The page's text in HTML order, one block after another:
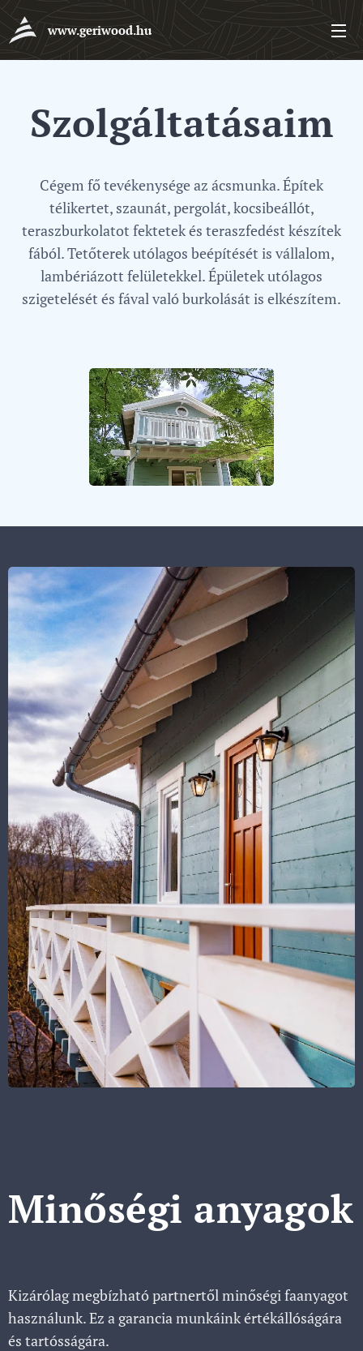
www.geriwood.hu
Szolgáltatásaim
Cégem fő tevékenysége az ácsmunka. Építek
télikertet, szaunát, pergolát, kocsibeállót,
teraszburkolatot fektetek és teraszfedést készítek
fából. Tetőterek utólagos beépítését is vállalom,
lambériázott felületekkel. Épületek utólagos
szigetelését és fával való burkolását is elkészítem.
Minőségi anyagok
Kizárólag megbízható partnertől minőségi faanyagot
használunk. Ez a garancia munkáink értékállóságára
és tartósságára.